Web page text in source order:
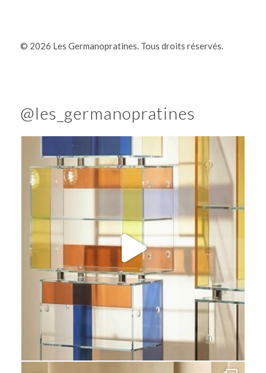
© 2026 Les Germanopratines. Tous droits réservés.
@les_germanopratines